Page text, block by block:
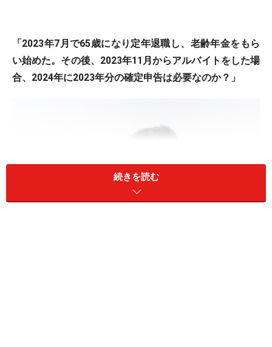
「2023年7月で65歳になり定年退職し、老齢年金をもら
い始めた。その後、2023年11月からアルバイトをした場
合、2024年に2023年分の確定申告は必要なのか？」
続きを読む